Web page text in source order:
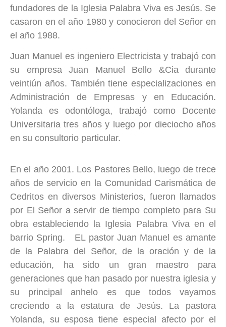
fundadores de la Iglesia Palabra Viva es Jesús. Se
casaron en el año 1980 y conocieron del Señor en
el año 1988.
Juan Manuel es ingeniero Electricista y trabajó con
su empresa Juan Manuel Bello &Cia durante
veintiún años. También tiene especializaciones en
Administración de Empresas y en Educación.
Yolanda es odontóloga, trabajó como Docente
Universitaria tres años y luego por dieciocho años
en su consultorio particular.
En el año 2001. Los Pastores Bello, luego de trece
años de servicio en la Comunidad Carismática de
Cedritos en diversos Ministerios, fueron llamados
por El Señor a servir de tiempo completo para Su
obra estableciendo la Iglesia Palabra Viva en el
barrio Spring. EL pastor Juan Manuel es amante
de la Palabra del Señor, de la oración y de la
educación, ha sido un gran maestro para
generaciones que han pasado por nuestra iglesia y
su principal anhelo es que todos vayamos
creciendo a la estatura de Jesús. La pastora
Yolanda, su esposa tiene especial afecto por el